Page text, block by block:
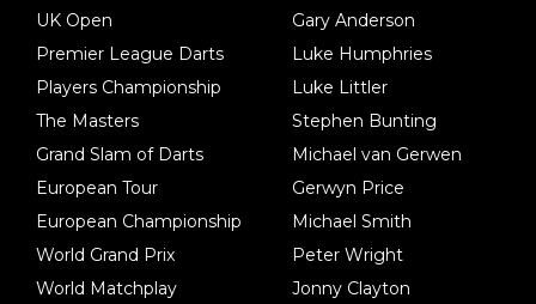
UK Open
Premier League Darts
Players Championship
The Masters
Grand Slam of Darts
European Tour
European Championship
World Grand Prix
World Matchplay
Gary Anderson
Luke Humphries
Luke Littler
Stephen Bunting
Michael van Gerwen
Gerwyn Price
Michael Smith
Peter Wright
Jonny Clayton